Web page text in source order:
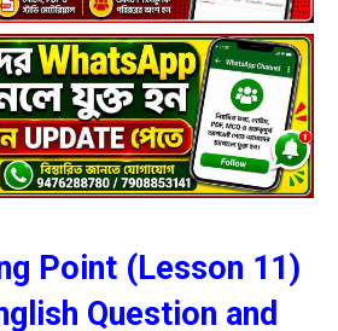
Point (Lesson 11)
Question and